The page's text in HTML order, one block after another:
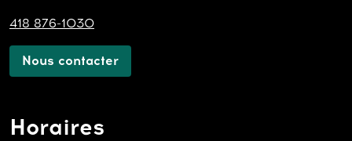
418 876-1030
Nous contacter
Horaires